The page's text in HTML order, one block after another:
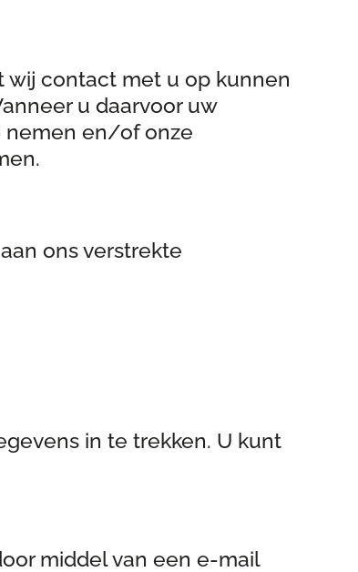
wij contact met u op kunnen
u daarvoor uw
nemen en/of onze
ons verstrekte
in te trekken. U kunt
middel van een e-mail